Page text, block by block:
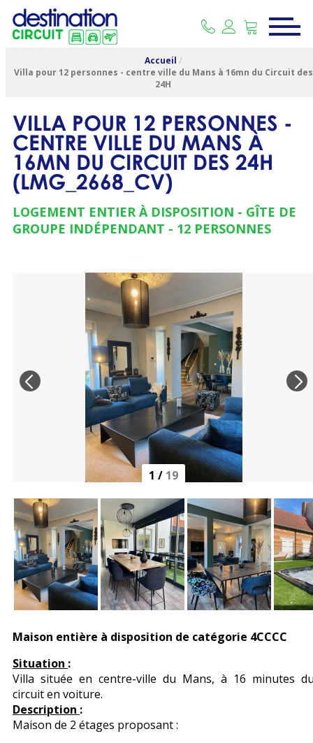
Accueil /
Villa pour 12 personnes - centre ville du Mans à 16mn du Circuit des
24H
VILLA POUR 12 PERSONNES -
CENTRE VILLE DU MANS À
16MN DU CIRCUIT DES 24H
(LMG_2668_CV)
LOGEMENT ENTIER À DISPOSITION
GÎTE DE
GROUPE INDÉPENDANT
12 PERSONNES
1 / 19
Maison entière à disposition de catégorie 4CCCC
Situation :
Villa située en centre-ville du Mans, à 16 minutes
circuit en voiture.
Description :
Maison de 2 étages proposant :